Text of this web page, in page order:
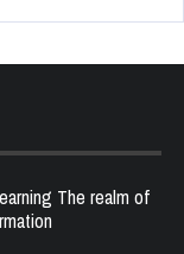
The realm of